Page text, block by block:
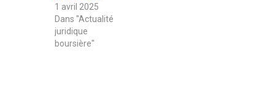
1 avril 2025
Dans "Actualité
juridique
boursière"